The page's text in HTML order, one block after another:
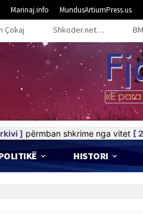
Marinaj.info MundusArtiumPress.us
Çokaj Shkoder.net…
] përmban shkrime nga vitet [
HISTORI